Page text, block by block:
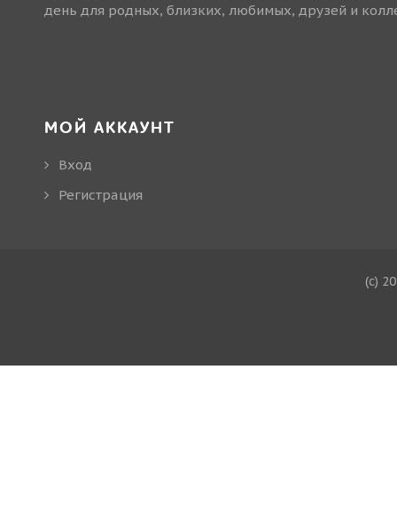
день для родных, близких, любимых, друзей и
МОЙ АККАУНТ
Вход
Регистрация
(c)